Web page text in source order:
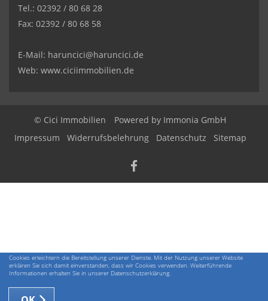
Cookies erleichtern die Bereitstellung unserer Dienste. Mit der Nutzung unserer Website
erklären Sie sich damit einverstanden, dass wir Cookies verwenden. Weiterführende
Informationen erhalten Sie in unserer Datenschutzerklärung.
Tel.: 02392 / 80 68 28
Fax: 02392 / 80 68 58
E-Mail: haruncici@haruncici.de
Web: www.ciciimmobilien.de
© Cici Immobilien Powered by Immonia GmbH
Impressum
Widerrufsbelehrung Datenschutz Sitemap